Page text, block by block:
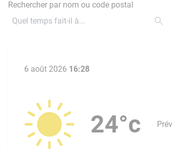
Rechercher par nom ou code postal
6 août 2026 16:28
24°c